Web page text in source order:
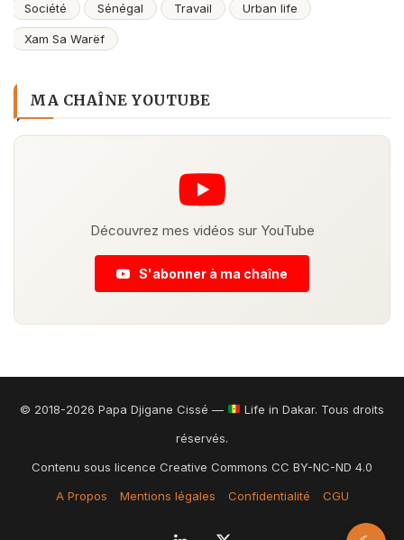
Société Sénégal Travail Urban life
Xam Sa Warëf
MA CHAÎNE YOUTUBE
Découvrez mes vidéos sur YouTube
S'abonner à ma chaîne
© 2018-2026 Papa Djigane Cissé —
Life in Dakar. Tous droits
réservés.
Contenu sous licence Creative Commons CC BY-NC-ND 4.0
A Propos
Mentions légales Confidentialité CGU